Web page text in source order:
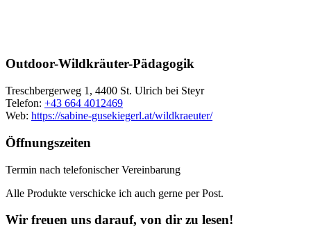
Outdoor-Wildkräuter-Pädagogik
Treschbergerweg 1, 4400 St. Ulrich bei Steyr
Telefon: +43 664 4012469
Web: https://sabine-gusekiegerl.at/wildkraeuter/
Öffnungszeiten
Termin nach telefonischer Vereinbarung
Alle Produkte verschicke ich auch gerne per Post.
Wir freuen uns darauf, von dir zu lesen!